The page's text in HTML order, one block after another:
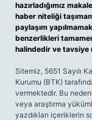
hazırladığımız
haber niteliği
paylaşım
benzerlikleri
halindedir ve tavsiye
Sitemiz, 5651 Sayılı
Kurumu (BTK)
vermektedir. Bu
veya araştırma
yazdıkları içeriklerin